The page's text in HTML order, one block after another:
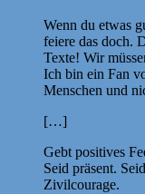
Wenn du etwas
feiere das doch.
Texte! Wir
Ich bin ein Fan
Menschen und
[…]
Gebt positives
Seid präsent.
Zivilcourage.